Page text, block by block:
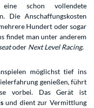
schon vollendete
Die Anschaffungskosten
Hundert oder sogar
findet man unter anderem
oder Next Level Racing.
möglichst tief ins
genießen, führt
vorbei. Das Gerät ist
und dient zur Vermittlung